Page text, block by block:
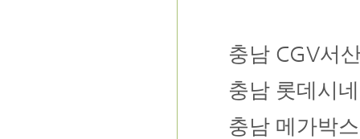
충남 CGV서
충남 롯데시
충남 메가박